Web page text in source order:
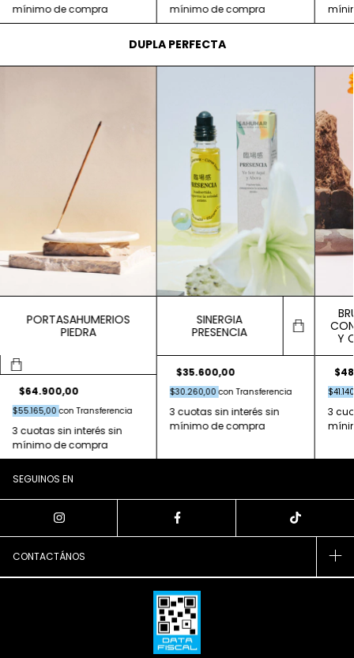
DUPLA PERFECTA
PORTASAHUMERIOS
PIEDRA
$64.900,00
$55.165,00con Transferencia
SINERGIA
PRESENCIA
$35.600,00
$30.260,00con Transferencia
Y
SEGUINOS EN
CONTACTÁNOS